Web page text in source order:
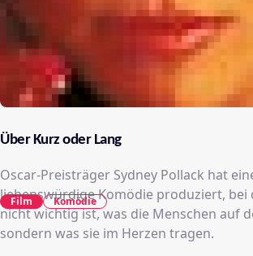
Über Kurz oder Lang
Oscar-Preisträger Sydney Pollack hat
liebenswürdige Komödie produziert, bei
nicht wichtig ist, was die Menschen auf
sondern was sie im Herzen tragen.
Film Komödie